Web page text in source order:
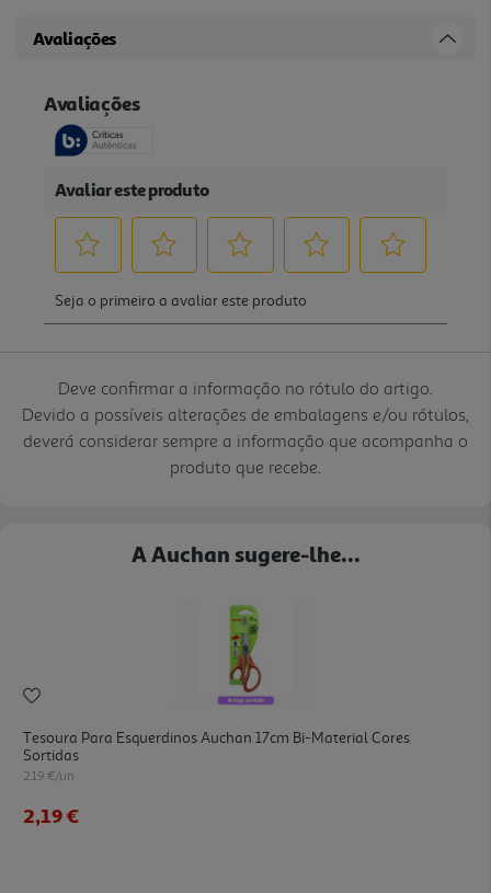
Avaliações
Deve confirmar a informação no rótulo do artigo.
Devido a possíveis alterações de embalagens e/ou rótulos,
deverá considerar sempre a informação que acompanha o
produto que recebe.
A Auchan sugere-lhe...
Tesoura Para Esquerdinos Auchan 17cm Bi-Material Cores
Sortidas
2.19 €/un
2,19 €